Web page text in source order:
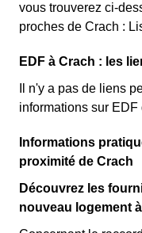
vous trouverez ci-
proches de Crach :
EDF à Crach : les
Il n'y a pas de liens
informations sur
Informations
proximité de Crach
Découvrez les
nouveau logement